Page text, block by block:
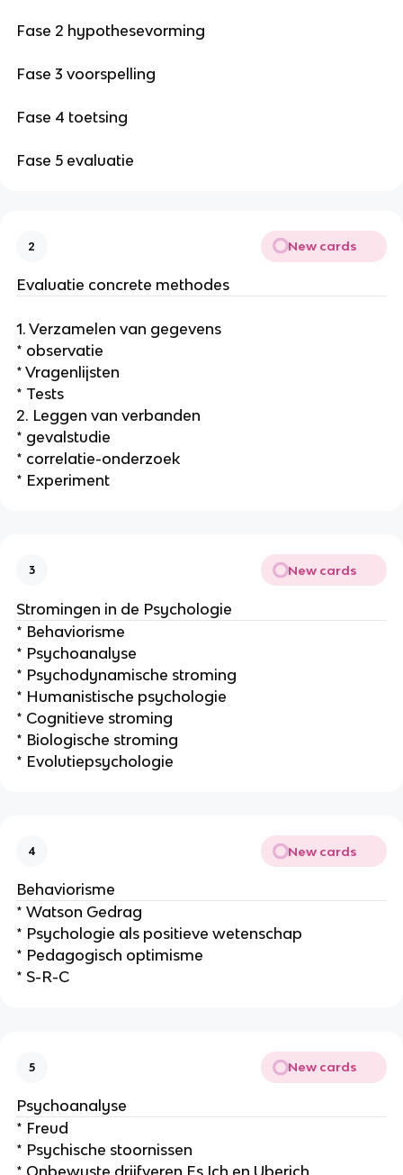
Fase 2 hypothesevorming
Fase 3 voorspelling
Fase 4 toetsing
Fase 5 evaluatie
2 New cards
Evaluatie concrete methodes
1. Verzamelen van gegevens
* observatie
* Vragenlijsten
* Tests
2. Leggen van verbanden
* gevalstudie
* correlatie-onderzoek
* Experiment
3 New cards
Stromingen in de Psychologie
* Behaviorisme
* Psychoanalyse
* Psychodynamische stroming
* Humanistische psychologie
* Cognitieve stroming
* Biologische stroming
* Evolutiepsychologie
4 New cards
Behaviorisme
* Watson Gedrag
* Psychologie als positieve wetenschap
* Pedagogisch optimisme
* S-R-C
5 New cards
Psychoanalyse
* Freud
* Psychische stoornissen